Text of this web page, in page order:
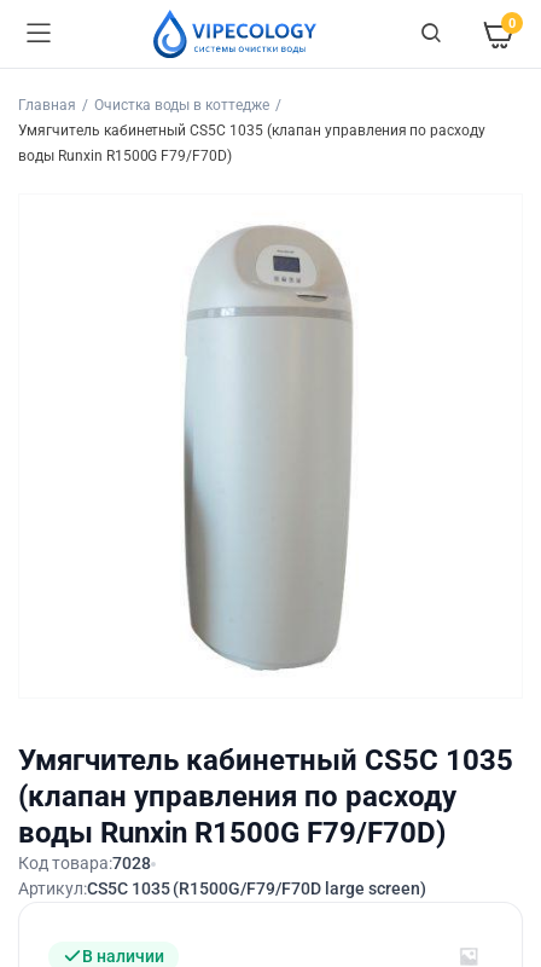
0
Главная
Очистка воды в коттедже
Умягчитель кабинетный СS5C 1035 (клапан управления по расходу
воды Runxin R1500G F79/F70D)
Умягчитель кабинетный СS5C 1035
(клапан управления по расходу
воды Runxin R1500G F79/F70D)
Код товара:7028
Артикул:СS5С 1035 (R1500G/F79/F70D large screen)
В наличии